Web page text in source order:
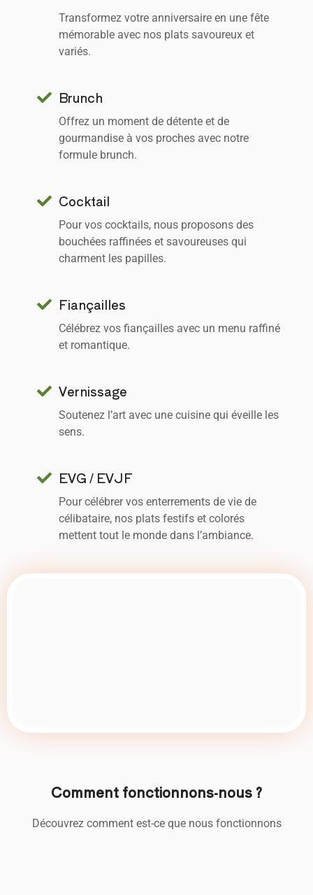
Transformez votre anniversaire en une fête
mémorable avec nos plats savoureux et
variés.
Brunch
Offrez un moment de détente et de
gourmandise à vos proches avec notre
formule brunch.
Cocktail
Pour vos cocktails, nous proposons des
bouchées raffinées et savoureuses qui
charment les papilles.
Fiançailles
Célébrez vos fiançailles avec un menu raffiné
et romantique.
Vernissage
Soutenez l’art avec une cuisine qui éveille les
sens.
EVG / EVJF
Pour célébrer vos enterrements de vie de
célibataire, nos plats festifs et colorés
mettent tout le monde dans l’ambiance.
Comment fonctionnons-nous ?
Découvrez comment est-ce que nous fonctionnons